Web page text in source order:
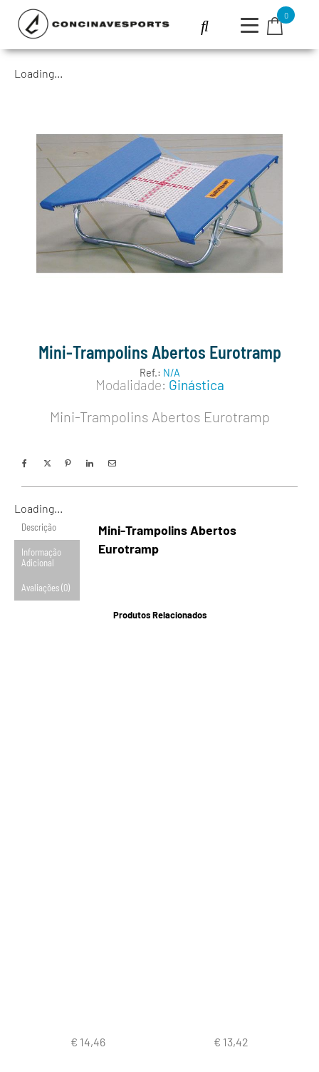
0
Loading...
Mini-Trampolins Abertos Eurotramp
Ref.: N/A
Modalidade: Ginástica
Mini-Trampolins Abertos Eurotramp
Loading...
Descrição
Informação
Adicional
Avaliações (0)
Mini-Trampolins Abertos
Eurotramp
Produtos Relacionados